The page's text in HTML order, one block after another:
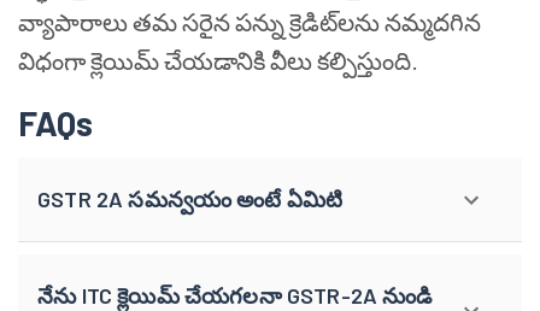
వ్యాపారాలు తమ సరైన పన్ను క్రెడిట్‌లను నమ్మదగిన
విధంగా క్లెయిమ్ చేయడానికి వీలు కల్పిస్తుంది.
FAQs
GSTR 2A సమన్వయం అంటే ఏమిటి
నేను ITC క్లెయిమ్ చేయగలనా GSTR-2A నుండి